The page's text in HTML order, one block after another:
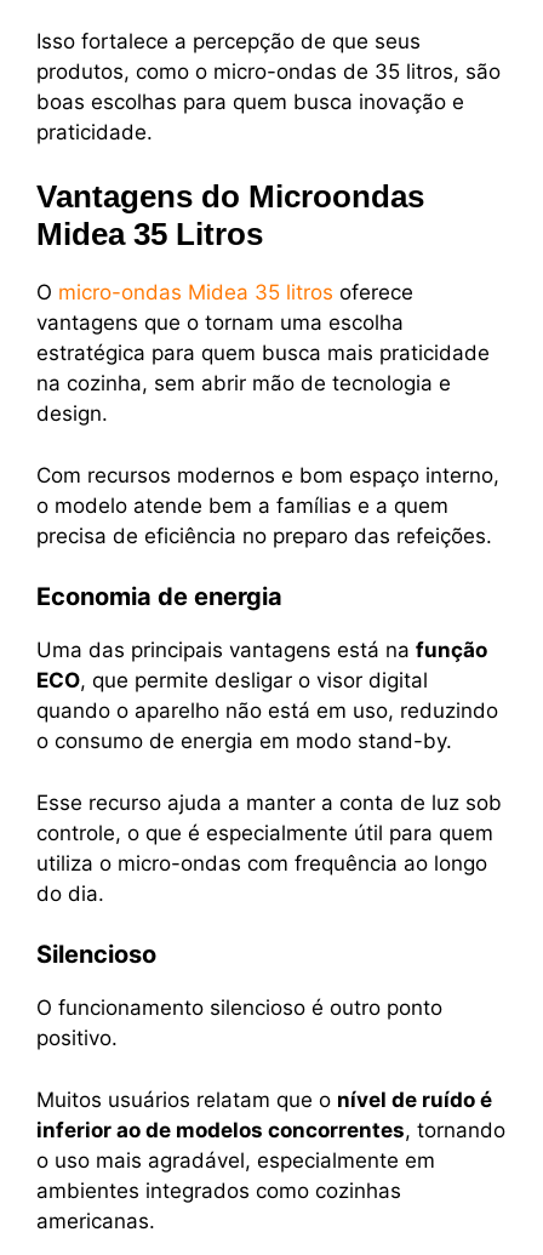
Isso fortalece a percepção de que seus
produtos, como o micro-ondas de 35 litros, são
boas escolhas para quem busca inovação e
praticidade.
Vantagens do Microondas
Midea 35 Litros
O micro-ondas Midea 35 litros oferece
vantagens que o tornam uma escolha
estratégica para quem busca mais praticidade
na cozinha, sem abrir mão de tecnologia e
design.
Com recursos modernos e bom espaço interno,
o modelo atende bem a famílias e a quem
precisa de eficiência no preparo das refeições.
Economia de energia
Uma das principais vantagens está na função
ECO, que permite desligar o visor digital
quando o aparelho não está em uso, reduzindo
o consumo de energia em modo stand-by.
Esse recurso ajuda a manter a conta de luz sob
controle, o que é especialmente útil para quem
utiliza o micro-ondas com frequência ao longo
do dia.
Silencioso
O funcionamento silencioso é outro ponto
positivo.
Muitos usuários relatam que o nível de ruído é
inferior ao de modelos concorrentes, tornando
o uso mais agradável, especialmente em
ambientes integrados como cozinhas
americanas.